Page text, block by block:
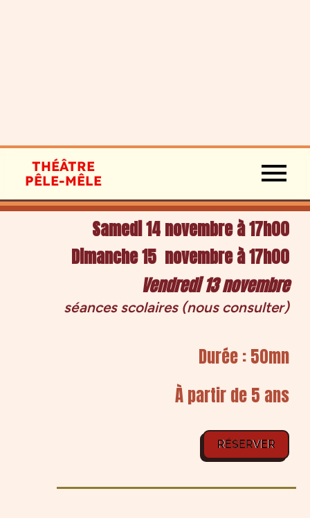
THÉÂTRE
PÊLE-MÊLE
SPECTACLE FAMILIAL
Samedi 14 novembre à 17h00
Dimanche 15 novembre à 17h00
Vendredi 13 novembre
séances scolaires (nous consulter)
Durée : 50mn
À partir de 5 ans
RÉSERVER
RÉSERVER